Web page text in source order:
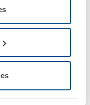
de
convenio de